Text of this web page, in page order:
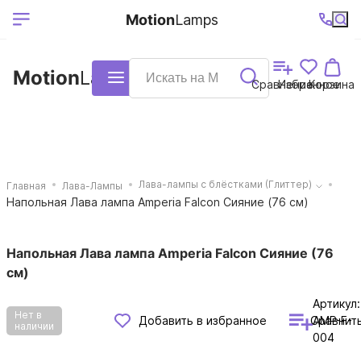
Ваш регион
Выберите ваш
+7 (495)740-
38-68
График
работы
MotionLamps Каталог Сравнение
Избранное
Корзина
MotionLamps
Главная Лава-Лампы Лава-лампы с блёстками (Глиттер)
Напольная Лава лампа Amperia Falcon Сияние (76 см)
Напольная Лава лампа Amperia Falcon Сияние (76
см)
Нет в
наличии
Добавить в избранное
Артикул:
AMP-F-
004